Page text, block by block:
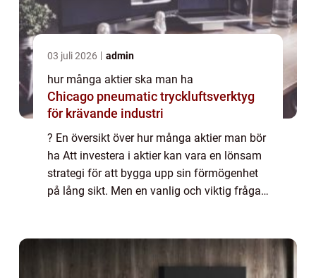
03 juli 2026 admin
hur många aktier ska man ha
Chicago pneumatic tryckluftsverktyg
för krävande industri
? En översikt över hur många aktier man bör
ha Att investera i aktier kan vara en lönsam
strategi för att bygga upp sin förmögenhet
på lång sikt. Men en vanlig och viktig fråga